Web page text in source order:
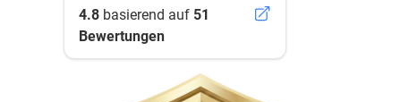
4.8 basierend auf 51
Bewertungen